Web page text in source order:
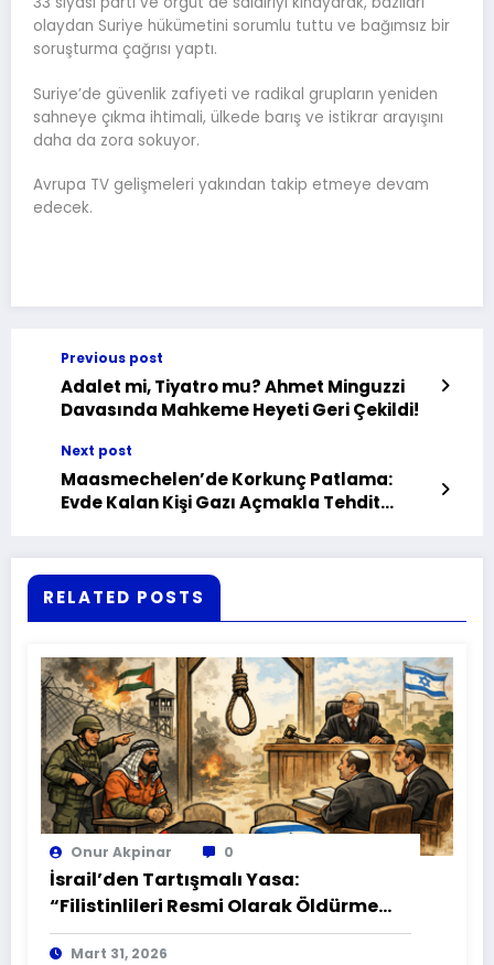
olaydan Suriye hükümetini sorumlu tuttu ve bağımsız bir
soruşturma çağrısı yaptı.
Suriye’de güvenlik zafiyeti ve radikal grupların yeniden
sahneye çıkma ihtimali, ülkede barış ve istikrar arayışını
daha da zora sokuyor.
Avrupa TV gelişmeleri yakından takip etmeye devam
edecek.
Previous post
Adalet mi, Tiyatro mu? Ahmet Minguzzi
Davasında Mahkeme Heyeti Geri Çekildi!
Next post
Maasmechelen’de Korkunç Patlama:
Evde Kalan Kişi Gazı Açmakla Tehdit
RELATED POSTS
Onur Akpinar 0
İsrail’den Tartışmalı Yasa:
“Filistinlileri Resmi Olarak Öldürme
Yasası” mı?
Mart 31, 2026